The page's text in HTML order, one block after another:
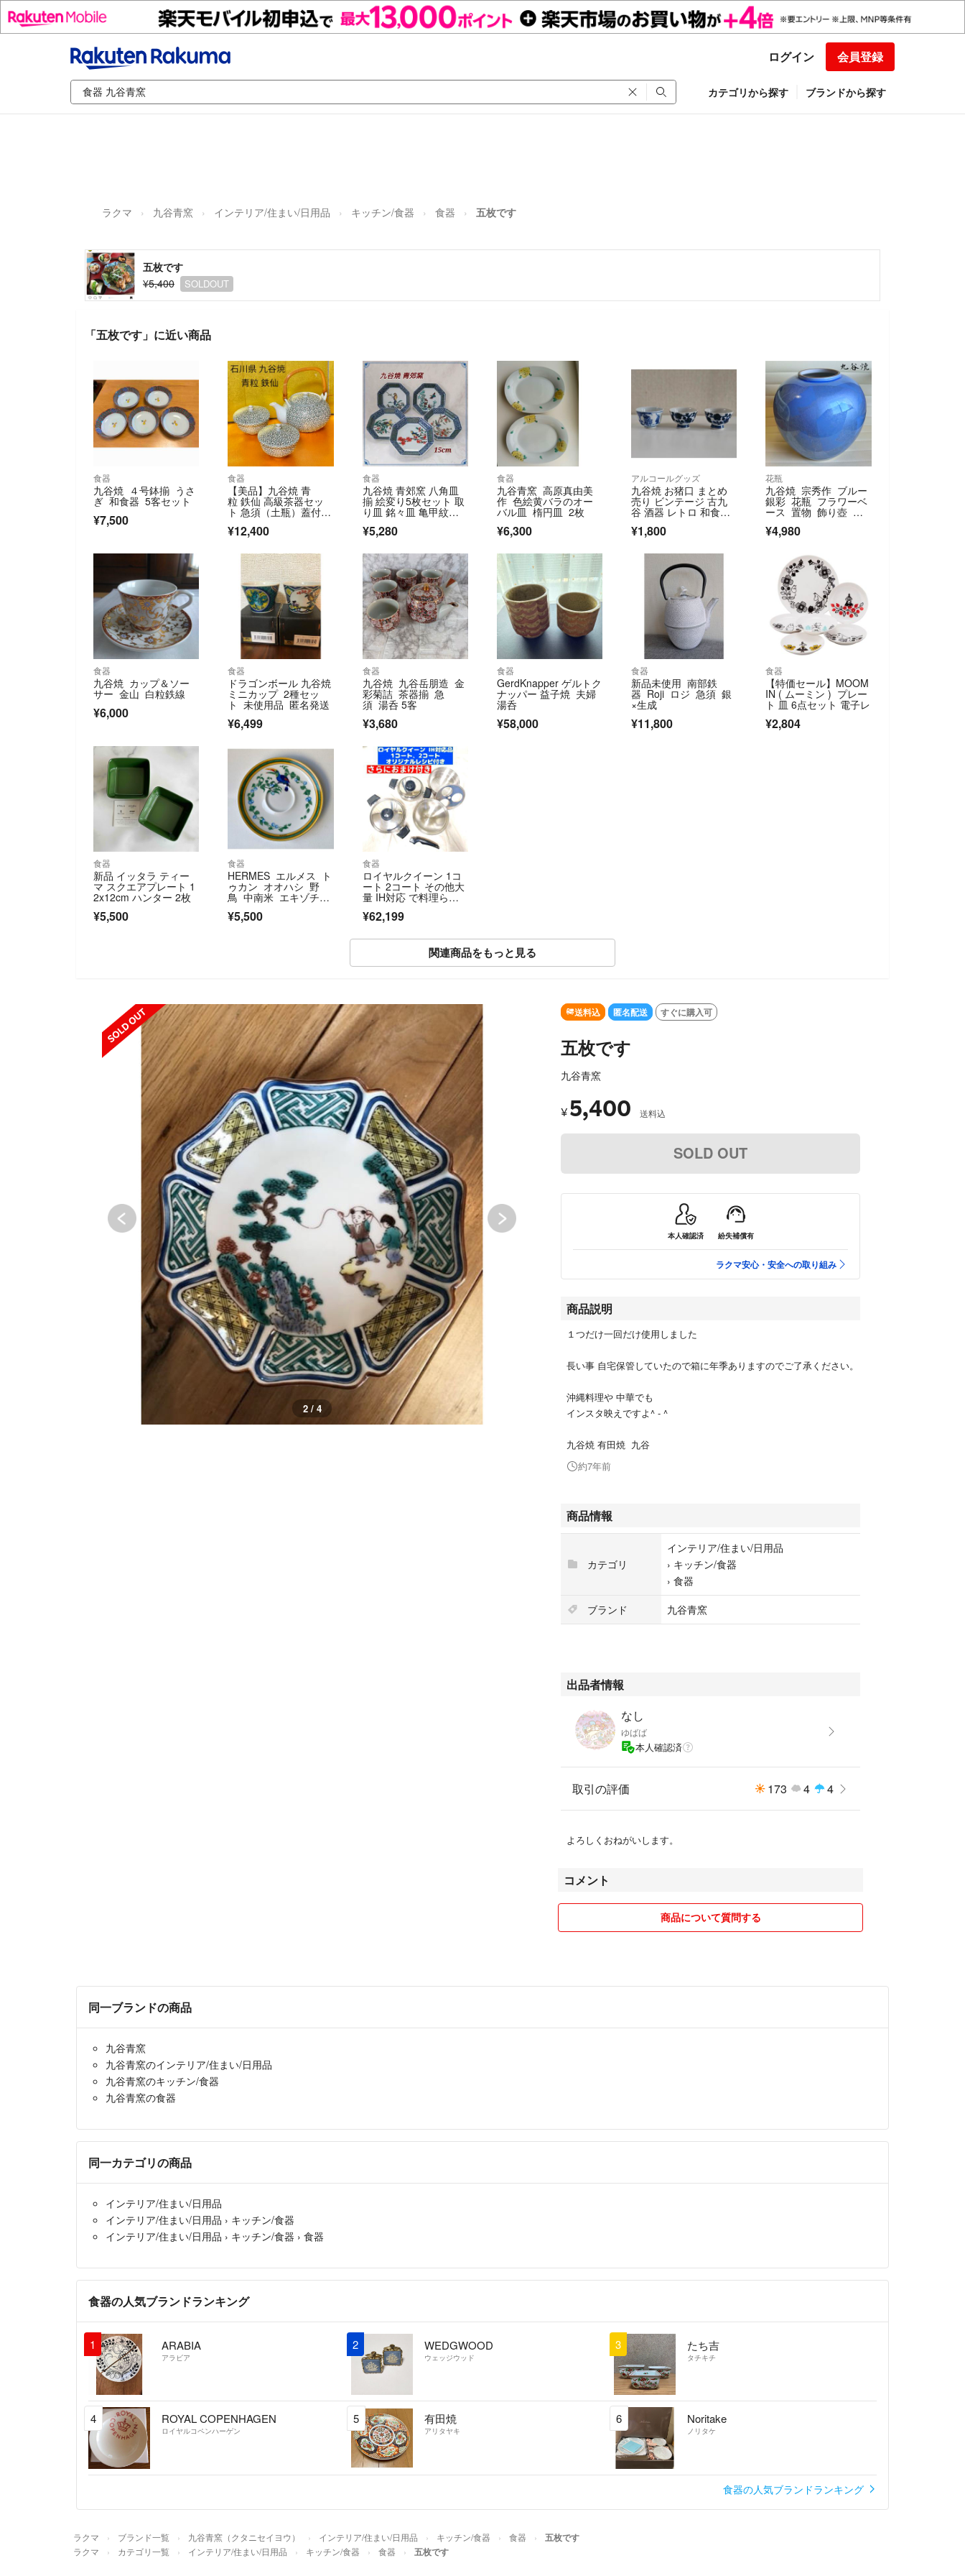
ログイン 会員登録
カテゴリから探す ブランドから探す
ラクマ 九谷青窯 インテリア/住まい/日用品 キッチン/食器 食器 五枚です
五枚です
¥5,400
SOLDOUT
「五枚です」に近い商品
食器
九谷焼 ４号鉢揃 うさ
ぎ 和食器 5客セット
¥7,500
食器
【美品】九谷焼 青
粒 鉄仙 高級茶器セッ
ト 急須（土瓶）蓋付湯
呑2客 おまけ付
¥12,400
食器
九谷焼 青郊窯 八角皿
揃 絵変り5枚セット 取
り皿 銘々皿 亀甲紋花
鳥図
¥5,280
食器
九谷青窯 高原真由美
作 色絵黄バラのオー
バル皿 楕円皿 2枚
¥6,300
アルコールグッズ
九谷焼 お猪口 まとめ
売り ビンテージ 古九
谷 酒器 レトロ 和食
器 和風
¥1,800
花瓶
九谷焼 宗秀作 ブルー
銀彩 花瓶 フラワーベ
ース 置物 飾り壺 花
¥4,980
食器
九谷焼 カップ＆ソー
サー 金山 白粒鉄線
¥6,000
食器
ドラゴンボール 九谷焼
ミニカップ 2種セッ
ト 未使用品 匿名発送
¥6,499
食器
九谷焼 九谷岳朋造 金
彩菊詰 茶器揃 急
須 湯呑 5客
¥3,680
食器
GerdKnapper ゲルトク
ナッパー 益子焼 夫婦
湯呑
¥58,000
食器
新品未使用 南部鉄
器 Roji ロジ 急須 銀
×生成
¥11,800
食器
【特価セール】MOOM
IN ( ムーミン ) プレー
ト 皿 6点セット 電子レ
¥2,804
食器
新品 イッタラ ティー
マ スクエアプレート 1
2x12cm ハンター 2枚
¥5,500
食器
HERMES エルメス ト
ゥカン オオハシ 野
鳥 中南米 エキゾチッ
¥5,500
食器
ロイヤルクイーン 1コ
ート 2コート その他大
量 IH対応 で料理らく
¥62,199
関連商品をもっと見る
SOLD OUT SOLD OUT
2 / 4
送料込 匿名配送 すぐに購入可
五枚です
九谷青窯
¥ 5,400 送料込
SOLD OUT
本人確認済 紛失補償有
ラクマ安心・安全への取り組み
商品説明
１つだけ一回だけ使用しました
長い事 自宅保管していたので箱に年季ありますのでご了承ください。
沖縄料理や 中華でも
インスタ映えですよ^ - ^
九谷焼 有田焼 九谷
約7年前
商品情報
カテゴリ
インテリア/住まい/日用品
› キッチン/食器
› 食器
ブランド
九谷青窯
出品者情報
なし
ゆばば
本人確認済
取引の評価 173 4 4
よろしくおねがいします。
コメント
商品について質問する
同一ブランドの商品
九谷青窯
九谷青窯のインテリア/住まい/日用品
九谷青窯のキッチン/食器
九谷青窯の食器
同一カテゴリの商品
インテリア/住まい/日用品
インテリア/住まい/日用品 › キッチン/食器
インテリア/住まい/日用品 › キッチン/食器 › 食器
食器の人気ブランドランキング
1 ARABIA
アラビア
2 WEDGWOOD
ウェッジウッド
3 たち吉
タチキチ
4 ROYAL COPENHAGEN
ロイヤルコペンハーゲン
5 有田焼
アリタヤキ
6 Noritake
ノリタケ
食器の人気ブランドランキング
ラクマ ブランド一覧 九谷青窯（クタニセイヨウ） インテリア/住まい/日用品 キッチン/食器 食器 五枚です
ラクマ カテゴリ一覧 インテリア/住まい/日用品 キッチン/食器 食器 五枚です